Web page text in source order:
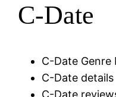
C-Date
C-Date Genre
C-Date details
C-Date